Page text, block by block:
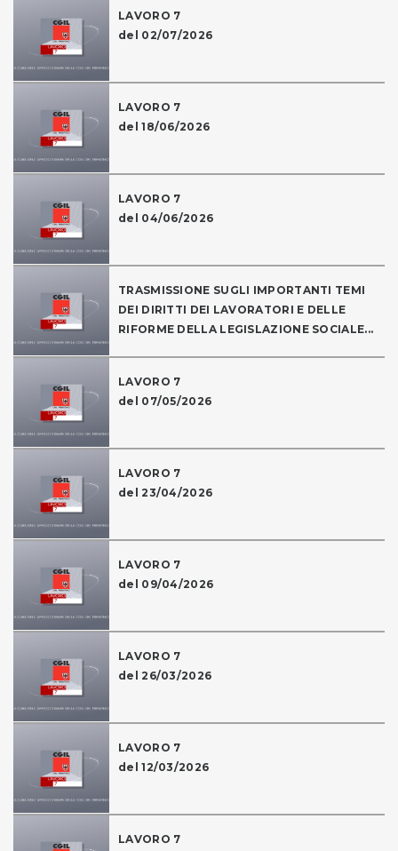
LAVORO 7
del 02/07/2026
LAVORO 7
del 18/06/2026
LAVORO 7
del 04/06/2026
TRASMISSIONE SUGLI IMPORTANTI TEMI
DEI DIRITTI DEI LAVORATORI E DELLE
RIFORME DELLA LEGISLAZIONE SOCIALE...
LAVORO 7
del 07/05/2026
LAVORO 7
del 23/04/2026
LAVORO 7
del 09/04/2026
LAVORO 7
del 26/03/2026
LAVORO 7
del 12/03/2026
LAVORO 7